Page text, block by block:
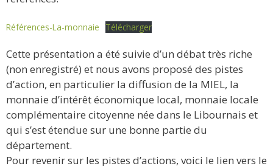
Références-La-monnaie Télécharger
Cette présentation a été suivie d’un débat très riche
(non enregistré) et nous avons proposé des pistes
d’action, en particulier la diffusion de la MIEL, la
monnaie d’intérêt économique local, monnaie locale
complémentaire citoyenne née dans le Libournais et
qui s’est étendue sur une bonne partie du
département.
Pour revenir sur les pistes d’actions, voici le lien vers le